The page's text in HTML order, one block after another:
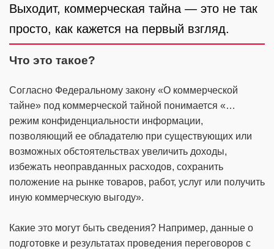
Выходит, коммерческая тайна — это не так
просто, как кажется на первый взгляд.
Что это такое?
Согласно Федеральному закону «О коммерческой
тайне» под коммерческой тайной понимается «…
режим конфиденциальности информации,
позволяющий ее обладателю при существующих или
возможных обстоятельствах увеличить доходы,
избежать неоправданных расходов, сохранить
положение на рынке товаров, работ, услуг или получить
иную коммерческую выгоду».
Какие это могут быть сведения? Например, данные о
подготовке и результатах проведения переговоров с